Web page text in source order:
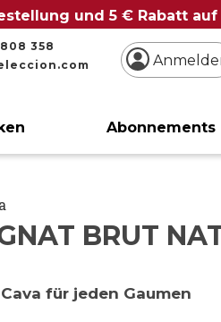
und 5 € Rabatt
358
Abonnements
BRUT
für jeden Gaumen